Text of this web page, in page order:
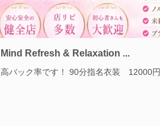
Mind Refresh & Relaxation ...
高バック率です！ 90分指名衣装 12000円